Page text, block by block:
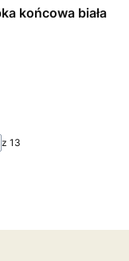
końcowa biała
z produktami
z 13